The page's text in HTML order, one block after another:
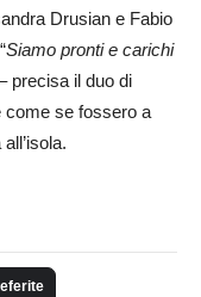
Drusian e Fabio
Siamo pronti e carichi
precisa il duo di
come se fossero a